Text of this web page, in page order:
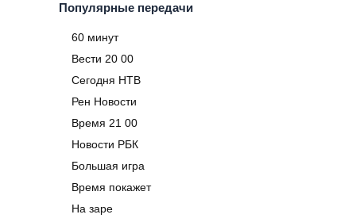
Популярные передачи
60 минут
Вести 20 00
Сегодня НТВ
Рен Новости
Время 21 00
Новости РБК
Большая игра
Время покажет
На заре